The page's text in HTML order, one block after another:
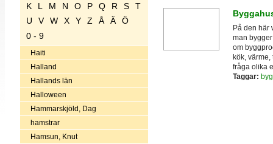
K
L M N O P Q R S
T
U
V W X Y Z Å Ä
Ö
0 - 9
Haiti
Halland
Hallands län
Halloween
Hammarskjöld, Dag
hamstrar
Hamsun, Knut
På den här
man
om
kök, värme,
fråga olika
Taggar: